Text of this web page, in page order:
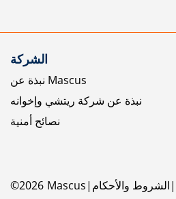
الشركة
نبذة عن Mascus
نبذة عن شركة ريتشي وإخوانه
نصائح أمنية
©2026 Mascus الشروط والأحكام